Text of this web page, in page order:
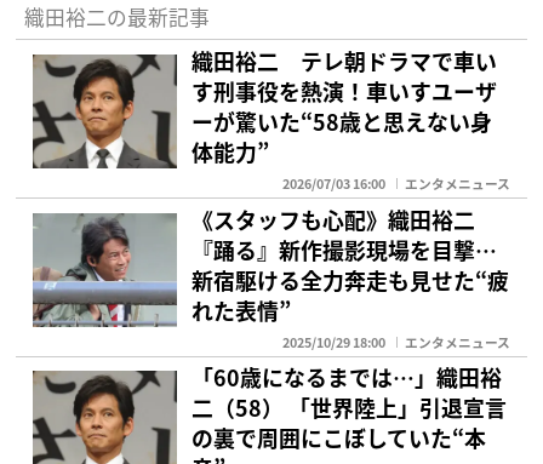
織田裕二の最新記事
織田裕二 テレ朝ドラマで車い
す刑事役を熱演！車いすユーザ
ーが驚いた“58歳と思えない身
体能力”
2026/07/03 16:00 エンタメニュース
《スタッフも心配》織田裕二
『踊る』新作撮影現場を目撃…
新宿駆ける全力奔走も見せた“疲
れた表情”
2025/10/29 18:00 エンタメニュース
「60歳になるまでは…」織田裕
二（58） 「世界陸上」引退宣言
の裏で周囲にこぼしていた“本